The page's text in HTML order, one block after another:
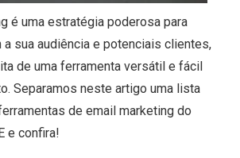
é uma estratégia poderosa para
sua audiência e potenciais clientes,
de uma ferramenta versátil e fácil
Separamos neste artigo uma lista
de email marketing do
e confira!